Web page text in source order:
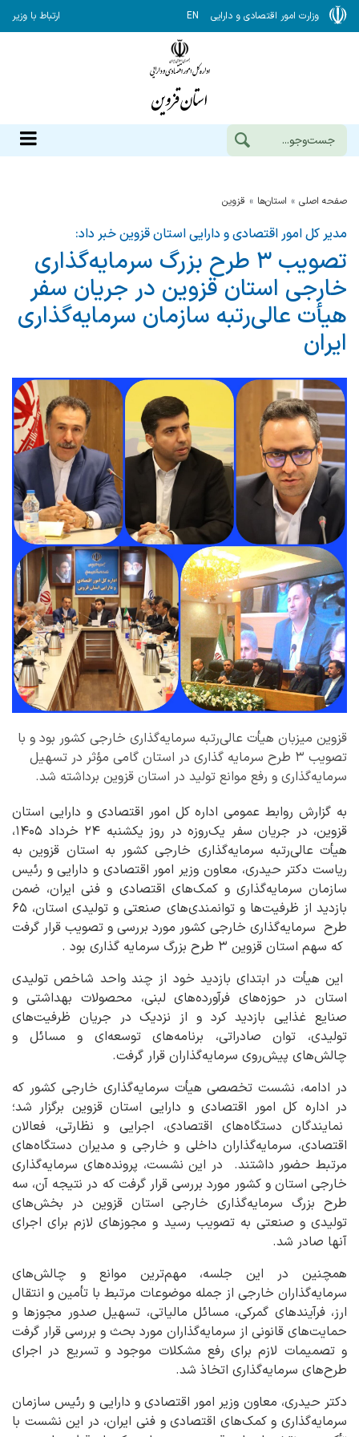
وزارت امور اقتصادی و دارایی EN ارتباط با وزیر
صفحه اصلی استان‌ها قزوين
مدیر کل امور اقتصادی و دارایی استان قزوین خبر داد:
تصویب ۳ طرح بزرگ سرمایه‌گذاری
خارجی استان قزوین در جریان سفر
هیأت عالی‌رتبه سازمان سرمایه‌گذاری
ایران
قزوین میزبان هیأت عالی‌رتبه سرمایه‌گذاری خارجی کشور بود و با
تصویب ۳ طرح سرمایه گذاری در استان گامی مؤثر در تسهیل
سرمایه‌گذاری و رفع موانع تولید در استان قزوین برداشته شد.
به گزارش روابط عمومی اداره کل امور اقتصادی و دارایی استان
قزوین، در جریان سفر یک‌روزه در روز یکشنبه ۲۴ خرداد ۱۴۰۵،
هیأت عالی‌رتبه سرمایه‌گذاری خارجی کشور به استان قزوین به
ریاست دکتر حیدری، معاون وزیر امور اقتصادی و دارایی و رئیس
سازمان سرمایه‌گذاری و کمک‌های اقتصادی و فنی ایران، ضمن
بازدید از ظرفیت‌ها و توانمندی‌های صنعتی و تولیدی استان، ۶۵
طرح سرمایه‌گذاری خارجی کشور مورد بررسی و تصویب قرار گرفت
که سهم استان قزوین ۳ طرح بزرگ سرمایه گذاری بود .
این هیأت در ابتدای بازدید خود از چند واحد شاخص تولیدی
استان در حوزه‌های فرآورده‌های لبنی، محصولات بهداشتی و
صنایع غذایی بازدید کرد و از نزدیک در جریان ظرفیت‌های
تولیدی، توان صادراتی، برنامه‌های توسعه‌ای و مسائل و
چالش‌های پیش‌روی سرمایه‌گذاران قرار گرفت.
در ادامه، نشست تخصصی هیأت سرمایه‌گذاری خارجی کشور که
در اداره کل امور اقتصادی و دارایی استان قزوین برگزار شد؛
نمایندگان دستگاه‌های اقتصادی، اجرایی و نظارتی، فعالان
اقتصادی، سرمایه‌گذاران داخلی و خارجی و مدیران دستگاه‌های
مرتبط حضور داشتند. در این نشست، پرونده‌های سرمایه‌گذاری
خارجی استان و کشور مورد بررسی قرار گرفت که در نتیجه آن، سه
طرح بزرگ سرمایه‌گذاری خارجی استان قزوین در بخش‌های
تولیدی و صنعتی به تصویب رسید و مجوزهای لازم برای اجرای
آنها صادر شد.
همچنین در این جلسه، مهم‌ترین موانع و چالش‌های
سرمایه‌گذاران خارجی از جمله موضوعات مرتبط با تأمین و انتقال
ارز، فرآیندهای گمرکی، مسائل مالیاتی، تسهیل صدور مجوزها و
حمایت‌های قانونی از سرمایه‌گذاران مورد بحث و بررسی قرار گرفت
و تصمیمات لازم برای رفع مشکلات موجود و تسریع در اجرای
طرح‌های سرمایه‌گذاری اتخاذ شد.
دکتر حیدری، معاون وزیر امور اقتصادی و دارایی و رئیس سازمان
سرمایه‌گذاری و کمک‌های اقتصادی و فنی ایران، در این نشست با